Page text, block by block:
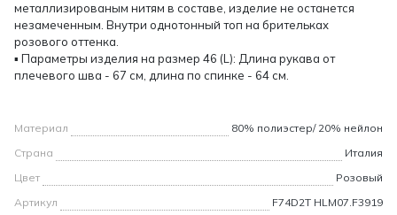
металлизированым нитям в составе, изделие не останется
незамеченным. Внутри однотонный топ на брительках
розового оттенка.
▪ Параметры изделия на размер 46 (L): Длина рукава от
плечевого шва - 67 см, длина по спинке - 64 см.
Материал
80% полиэстер/ 20% нейлон
Страна
Италия
Цвет
Розовый
Артикул
F74D2T HLM07.F3919